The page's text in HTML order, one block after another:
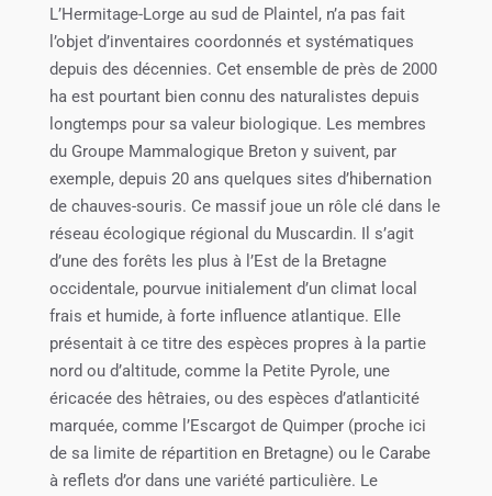
L’Hermitage-Lorge au sud de Plaintel, n’a pas fait
l’objet d’inventaires coordonnés et systématiques
depuis des décennies. Cet ensemble de près de 2000
ha est pourtant bien connu des naturalistes depuis
longtemps pour sa valeur biologique. Les membres
du Groupe Mammalogique Breton y suivent, par
exemple, depuis 20 ans quelques sites d’hibernation
de chauves-souris. Ce massif joue un rôle clé dans le
réseau écologique régional du Muscardin. Il s’agit
d’une des forêts les plus à l’Est de la Bretagne
occidentale, pourvue initialement d’un climat local
frais et humide, à forte influence atlantique. Elle
présentait à ce titre des espèces propres à la partie
nord ou d’altitude, comme la Petite Pyrole, une
éricacée des hêtraies, ou des espèces d’atlanticité
marquée, comme l’Escargot de Quimper (proche ici
de sa limite de répartition en Bretagne) ou le Carabe
à reflets d’or dans une variété particulière. Le